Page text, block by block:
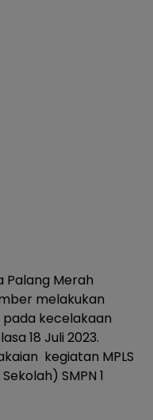
Palang Merah
melakukan
kecelakaan
18 Juli 2023.
kegiatan MPLS
SMPN 1